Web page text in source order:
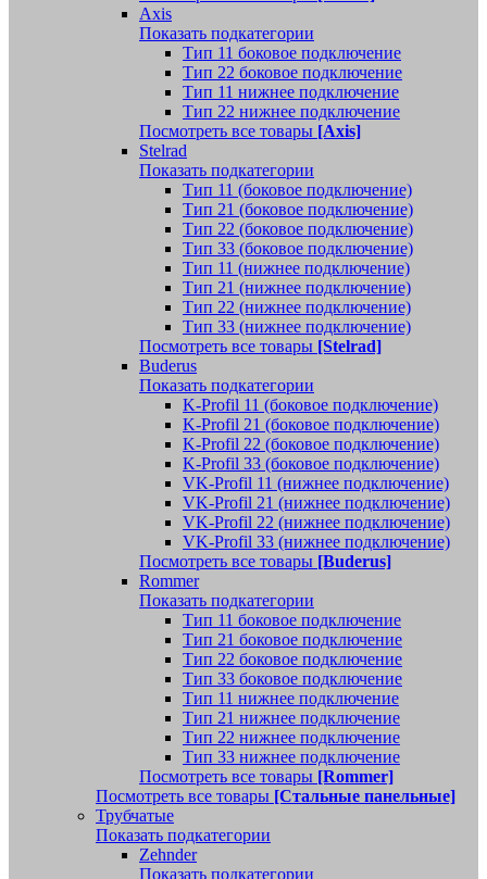
Axis
Показать подкатегории
Тип 11 боковое подключение
Тип 22 боковое подключение
Тип 11 нижнее подключение
Тип 22 нижнее подключение
Посмотреть все товары [Axis]
Stelrad
Показать подкатегории
Tип 11 (боковое подключение)
Тип 21 (боковое подключение)
Тип 22 (боковое подключение)
Тип 33 (боковое подключение)
Тип 11 (нижнее подключение)
Тип 21 (нижнее подключение)
Тип 22 (нижнее подключение)
Тип 33 (нижнее подключение)
Посмотреть все товары [Stelrad]
Buderus
Показать подкатегории
K-Profil 11 (боковое подключение)
K-Profil 21 (боковое подключение)
K-Profil 22 (боковое подключение)
K-Profil 33 (боковое подключение)
VK-Profil 11 (нижнее подключение)
VK-Profil 21 (нижнее подключение)
VK-Profil 22 (нижнее подключение)
VK-Profil 33 (нижнее подключение)
Посмотреть все товары [Buderus]
Rommer
Показать подкатегории
Тип 11 боковое подключение
Тип 21 боковое подключение
Тип 22 боковое подключение
Тип 33 боковое подключение
Тип 11 нижнее подключение
Тип 21 нижнее подключение
Тип 22 нижнее подключение
Тип 33 нижнее подключение
Посмотреть все товары [Rommer]
Посмотреть все товары [Стальные панельные]
Трубчатые
Показать подкатегории
Zehnder
Показать подкатегории